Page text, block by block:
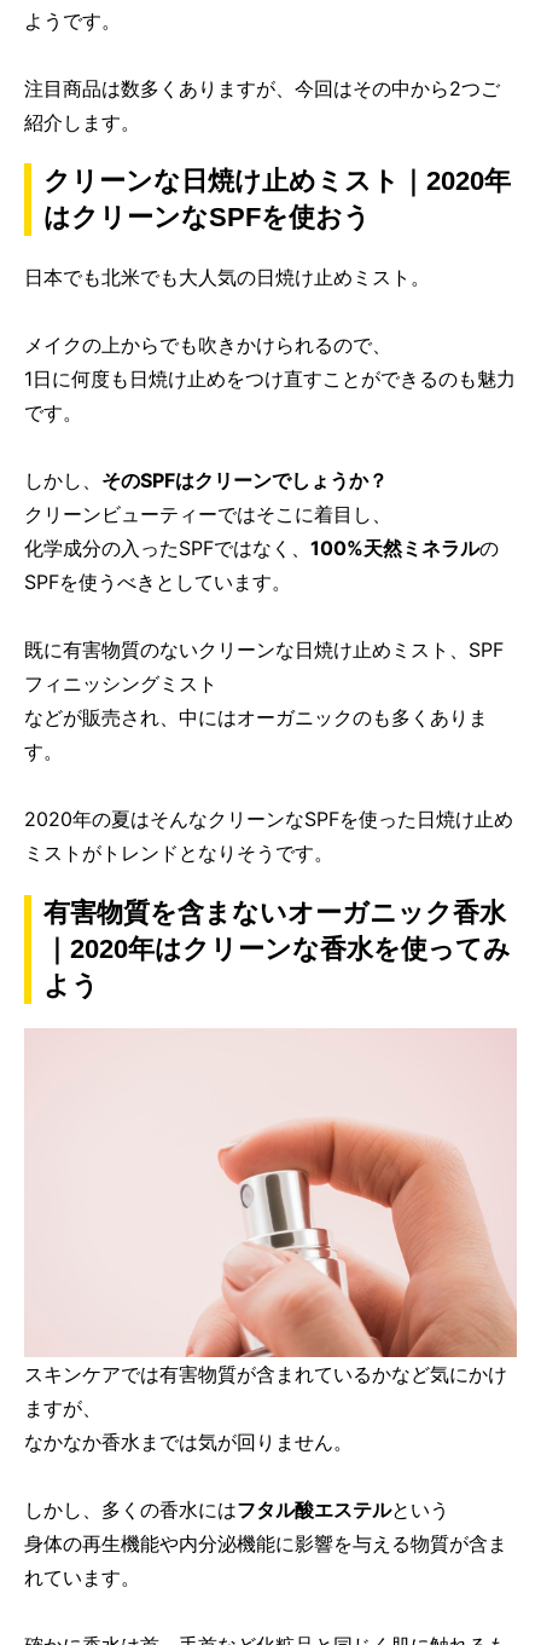
ようです。
注目商品は数多くありますが、今回はその中から2つご
紹介します。
クリーンな日焼け止めミスト｜2020年
はクリーンなSPFを使おう
日本でも北米でも大人気の日焼け止めミスト。
メイクの上からでも吹きかけられるので、
1日に何度も日焼け止めをつけ直すことができるのも魅力
です。
しかし、 そのSPFはクリーンでしょうか？
クリーンビューティーではそこに着目し、
化学成分の入ったSPFではなく、 100%天然ミネラルの
SPFを使うべきとしています。
既に有害物質のないクリーンな日焼け止めミスト、SPF
フィニッシングミスト
などが販売され、中にはオーガニックのも多くありま
す。
2020年の夏はそんなクリーンなSPFを使った日焼け止め
ミストがトレンドとなりそうです。
有害物質を含まないオーガニック香水
｜2020年はクリーンな香水を使ってみ
よう
スキンケアでは有害物質が含まれているかなど気にかけ
ますが、
なかなか香水までは気が回りません。
しかし、多くの香水にはフタル酸エステルという
身体の再生機能や内分泌機能に影響を与える物質が含ま
れています。